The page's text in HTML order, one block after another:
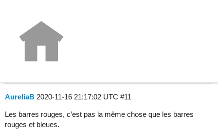
Que faites vous comme
AureliaB 2020-11-16 21:17:02 UTC #11
Les barres rouges, c’est pas la même chose que les barres
rouges et bleues.